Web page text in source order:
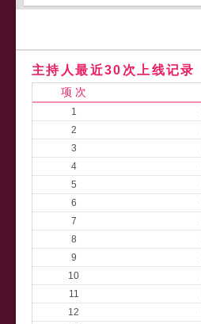
主持人最近30次上线记录
项 次
1
2
3
4
5
6
7
8
9
10
11
12